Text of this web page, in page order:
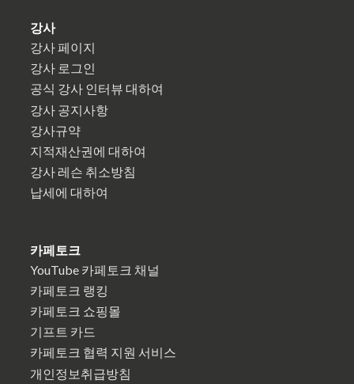
강사
강사 페이지
강사 로그인
공식 강사 인터뷰 대하여
강사 공지사항
강사규약
지적재산권에 대하여
강사 레슨 취소방침
납세에 대하여
카페토크
YouTube 카페토크 채널
카페토크 랭킹
카페토크 쇼핑몰
기프트 카드
카페토크 협력 지원 서비스
개인정보취급방침